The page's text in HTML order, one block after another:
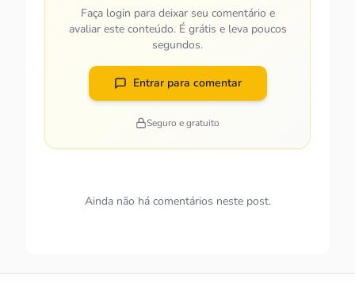
Faça login para deixar seu comentário e
avaliar este conteúdo. É grátis e leva poucos
segundos.
Entrar para comentar
Seguro e gratuito
Ainda não há comentários neste post.